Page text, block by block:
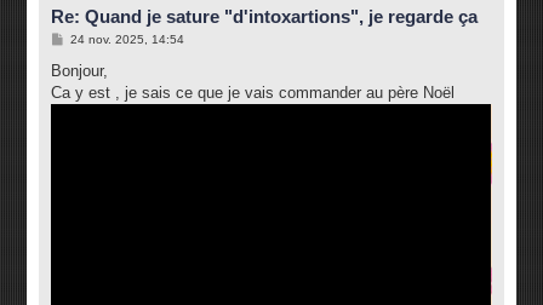
Re: Quand je sature "d'intoxartions", je regarde ça
M
s
a
24 nov. 2025, 14:54
Bonjour,
Ca y est , je sais ce que je vais commander au père Noël